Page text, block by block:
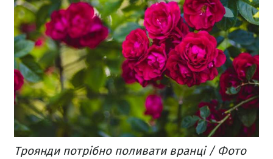
Троянди потрібно поливати вранці / Фото